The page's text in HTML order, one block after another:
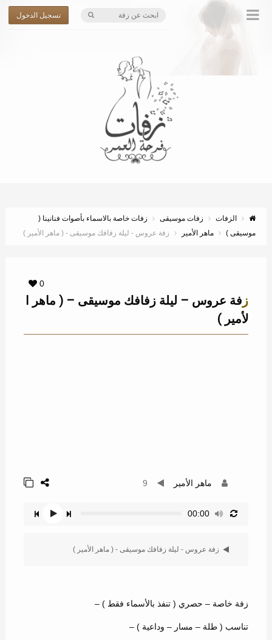
تسجيل الدخول
الزفات زفات موسيقى
زفات خاصة بالاسماء بأصوات فنانينا (
موسيقى )
ماهر الأمير زفة عروس - ليلة زفافك موسيقى - ( ماهر الأمير )
0
زفة عروس – ليلة زفافك موسيقى – ( ماهر ا
لأمير )
ماهر الأمير 9
00:00
زفة عروس - ليلة زفافك موسيقى - ( ماهر الأمير )
زفة خاصة – حصري ( تنفذ بالأسماء فقط ) –
تناسب ( طلة – مسار – وداعية ) –